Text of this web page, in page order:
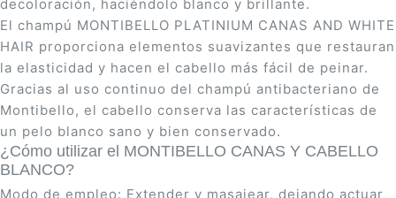
decoloración, haciéndolo blanco y brillante.
El champú MONTIBELLO PLATINIUM CANAS AND WHITE
HAIR proporciona elementos suavizantes que restauran
la elasticidad y hacen el cabello más fácil de peinar.
Gracias al uso continuo del champú antibacteriano de
Montibello, el cabello conserva las características de
un pelo blanco sano y bien conservado.
¿Cómo utilizar el MONTIBELLO CANAS Y CABELLO
BLANCO?
Modo de empleo: Extender y masajear, dejando actuar